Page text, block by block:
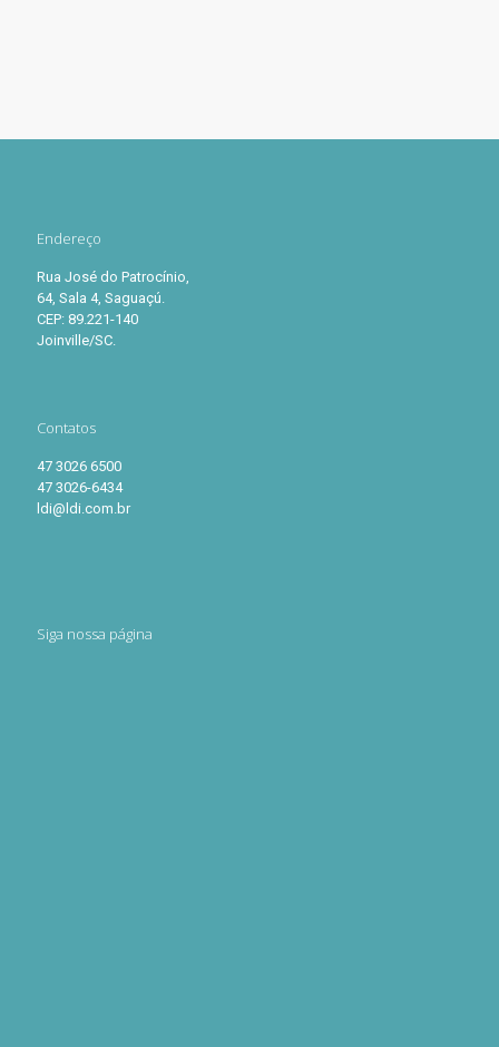
Endereço
Rua José do Patrocínio,
64, Sala 4, Saguaçú.
CEP: 89.221-140
Joinville/SC.
Contatos
47 3026 6500
47 3026-6434
ldi@ldi.com.br
Siga nossa página